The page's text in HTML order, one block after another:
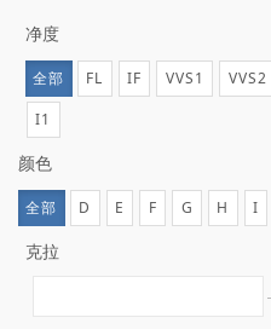
净度
全部 FL IF VVS1 VVS2
I1
颜色
全部 D E F G H I
克拉